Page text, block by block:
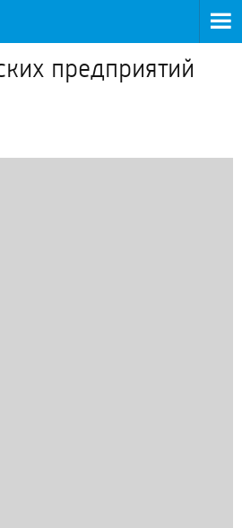
предприятий